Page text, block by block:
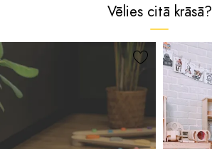
Vēlies citā krāsā?